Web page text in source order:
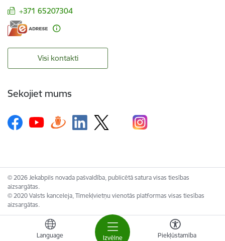
Izvēlne
Language Piekļūstamība
+371 65207304
Visi kontakti
Sekojiet mums
© 2026 Jekabpils novada pašvaldība, publicētā satura visas tiesības
aizsargātas.
© 2020 Valsts kanceleja, Tīmekļvietņu vienotās platformas visas tiesības
aizsargātas.